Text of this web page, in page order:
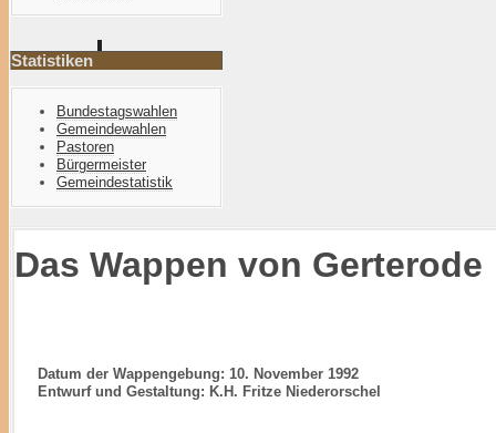
Statistiken
Bundestagswahlen
Gemeindewahlen
Pastoren
Bürgermeister
Gemeindestatistik
Das Wappen von Gerterode
Datum der Wappengebung: 10. November 1992
Entwurf und Gestaltung: K.H. Fritze Niederorschel